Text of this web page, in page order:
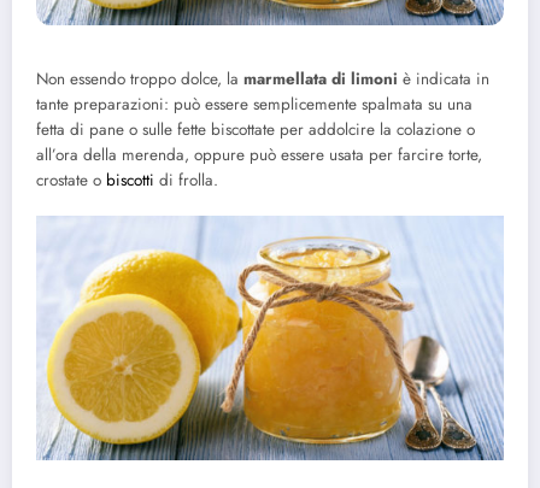
Non essendo troppo dolce, la marmellata di limoni è indicata in
tante preparazioni: può essere semplicemente spalmata su una
fetta di pane o sulle fette biscottate per addolcire la colazione o
all’ora della merenda, oppure può essere usata per farcire torte,
crostate o biscotti di frolla.